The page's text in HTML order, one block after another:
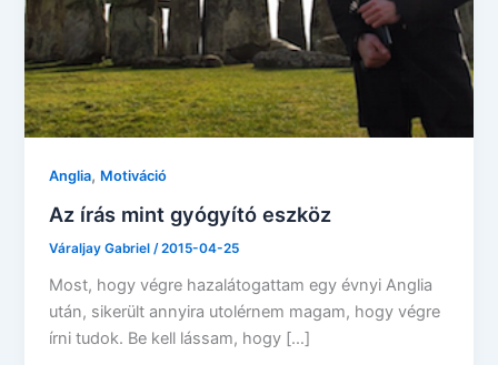
Anglia, Motiváció
Az írás mint gyógyító eszköz
Váraljay Gabriel/2015-04-25
Most, hogy végre hazalátogattam egy évnyi Anglia
után, sikerült annyira utolérnem magam, hogy végre
írni tudok. Be kell lássam, hogy […]